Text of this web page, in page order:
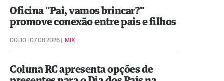
Oficina "Pai, vamos brincar?"
promove conexão entre pais e filhos
00:30 | 07 08 2026 | MIX
Coluna RC apresenta opções de